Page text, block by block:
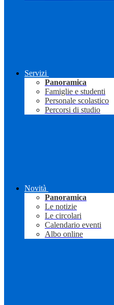
Servizi
Panoramica
Famiglie e studenti
Personale scolastico
Percorsi di studio
Novità
Panoramica
Le notizie
Le circolari
Calendario eventi
Albo online